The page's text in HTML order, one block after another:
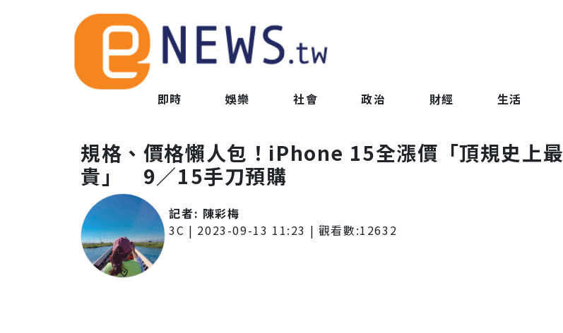
即時 娛樂 社會 政治 財經 生活
規格、價格懶人包！iPhone 15全漲價「頂規史上最
貴」 9／15手刀預購
記者: 陳彩梅
3C | 2023-09-13 11:23 | 觀看數:12632